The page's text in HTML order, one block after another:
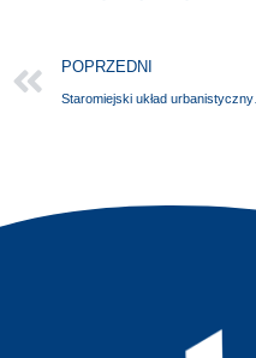
POPRZEDNI